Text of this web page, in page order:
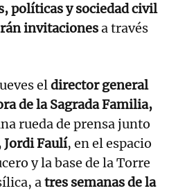
políticas y sociedad civil
invitacionesa través
eldirector general
de la Sagrada Familia,
rueda de prensa junto
Faulí, en el espacio
y la base de la Torre
atres semanas de la